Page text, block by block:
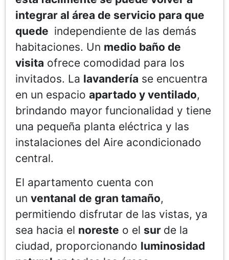
integrar al área de servicio para que
quede independiente de las demás
habitaciones. Un medio baño de
visita ofrece comodidad para los
invitados. La lavandería se encuentra
en un espacio apartado y ventilado,
brindando mayor funcionalidad y tiene
una pequeña planta eléctrica y las
instalaciones del Aire acondicionado
central.
El apartamento cuenta con
un ventanal de gran tamaño,
permitiendo disfrutar de las vistas, ya
sea hacia el noreste o el sur de la
ciudad, proporcionando luminosidad